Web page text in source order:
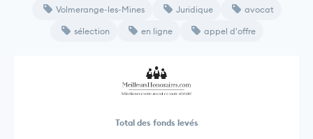
Volmerange-les-Mines Juridique avocat
sélection en ligne appel d'offre
Total des fonds levés